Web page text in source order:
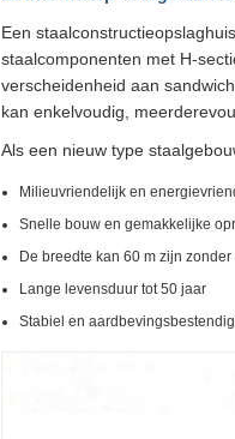
Een
staalcomponenten met H-
verscheidenheid aan
kan enkelvoudig,
Als een nieuw type
Milieuvriendelijk en
Snelle bouw en gemakkelijke
De breedte kan 60 m zijn
Lange levensduur tot 50 jaar
Stabiel en